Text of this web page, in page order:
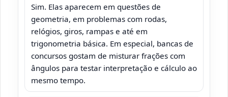
Sim. Elas aparecem em questões de
geometria, em problemas com rodas,
relógios, giros, rampas e até em
trigonometria básica. Em especial, bancas de
concursos gostam de misturar frações com
ângulos para testar interpretação e cálculo ao
mesmo tempo.